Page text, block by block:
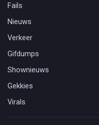
Fails
Nieuws
Verkeer
Gifdumps
Shownieuws
Gekkies
Virals